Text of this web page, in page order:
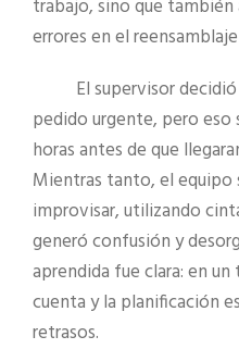
trabajo, sino que
errores en el
El supervisor
pedido urgente, pero eso
horas antes de que
Mientras tanto, el equipo
improvisar, utilizando
generó confusión y
aprendida fue clara: en
cuenta y la planificación
retrasos.